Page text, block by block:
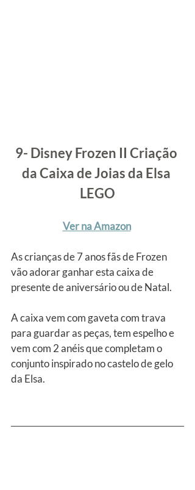
9- Disney Frozen II Criação
da Caixa de Joias da Elsa
LEGO
Ver na Amazon
As crianças de 7 anos fãs de Frozen
vão adorar ganhar esta caixa de
presente de aniversário ou de Natal.
A caixa vem com gaveta com trava
para guardar as peças, tem espelho e
vem com 2 anéis que completam o
conjunto inspirado no castelo de gelo
da Elsa.